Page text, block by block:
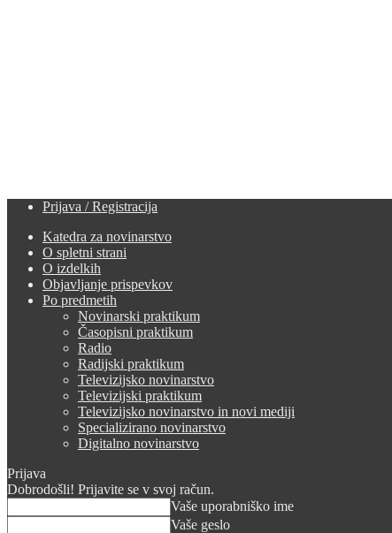
Prijava / Registracija
Katedra za novinarstvo
O spletni strani
O izdelkih
Objavljanje prispevkov
Po predmetih
Novinarski praktikum
Časopisni praktikum
Radio
Radijski praktikum
Televizijsko novinarstvo
Televizijski praktikum
Televizijsko novinarstvo in novi mediji
Specializirano novinarstvo
Digitalno novinarstvo
Prijava
Dobrodošli! Prijavite se v svoj račun.
Vaše uporabniško ime
Vaše geslo